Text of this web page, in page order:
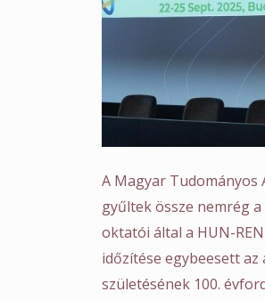
A Magyar Tudományos
gyűltek össze nemrég
oktatói által a HUN-
időzítése egybeesett az
születésének 100.